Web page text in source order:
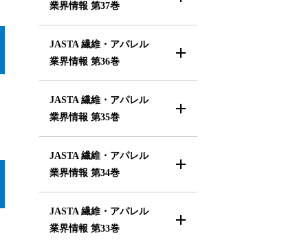
業界情報 第37巻
JASTA 繊維・アパレル
業界情報 第36巻
JASTA 繊維・アパレル
業界情報 第35巻
JASTA 繊維・アパレル
業界情報 第34巻
JASTA 繊維・アパレル
業界情報 第33巻